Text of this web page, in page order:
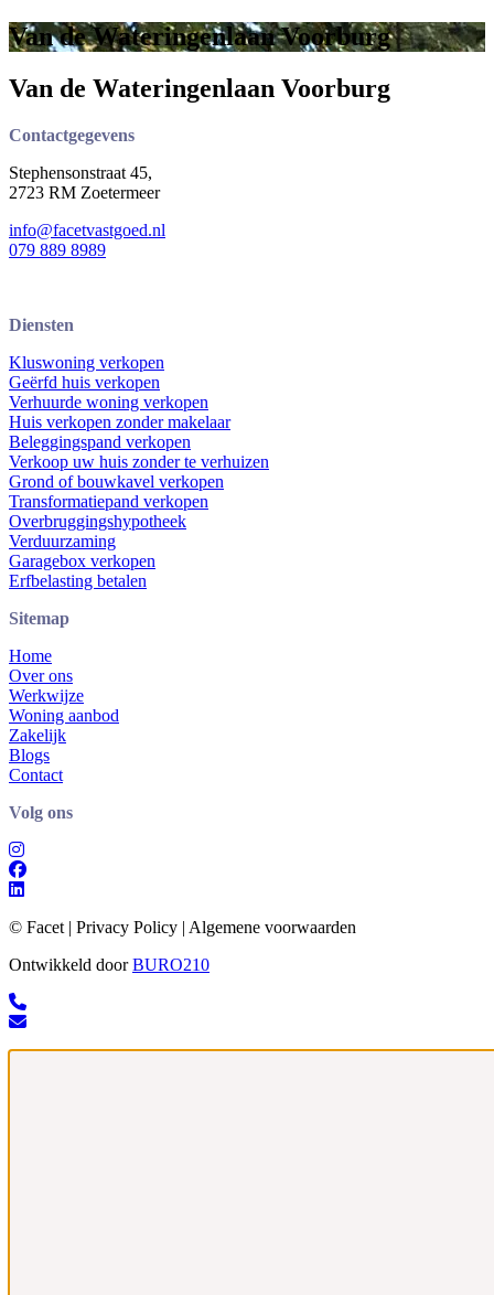
Van de Wateringenlaan Voorburg
Van de Wateringenlaan Voorburg
Contactgegevens
Stephensonstraat 45,
2723 RM Zoetermeer
info@facetvastgoed.nl
079 889 8989
Diensten
Kluswoning verkopen
Geërfd huis verkopen
Verhuurde woning verkopen
Huis verkopen zonder makelaar
Beleggingspand verkopen
Verkoop uw huis zonder te verhuizen
Grond of bouwkavel verkopen
Transformatiepand verkopen
Overbruggingshypotheek
Verduurzaming
Garagebox verkopen
Erfbelasting betalen
Sitemap
Home
Over ons
Werkwijze
Woning aanbod
Zakelijk
Blogs
Contact
Volg ons
© Facet | Privacy Policy | Algemene voorwaarden
Ontwikkeld doorBURO210